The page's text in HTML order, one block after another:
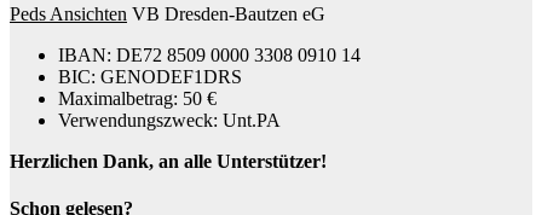
Peds Ansichten VB Dresden-Bautzen eG
IBAN: DE72 8509 0000 3308 0910 14
BIC: GENODEF1DRS
Maximalbetrag: 50 €
Verwendungszweck: Unt.PA
Herzlichen Dank, an alle Unterstützer!
Schon gelesen?